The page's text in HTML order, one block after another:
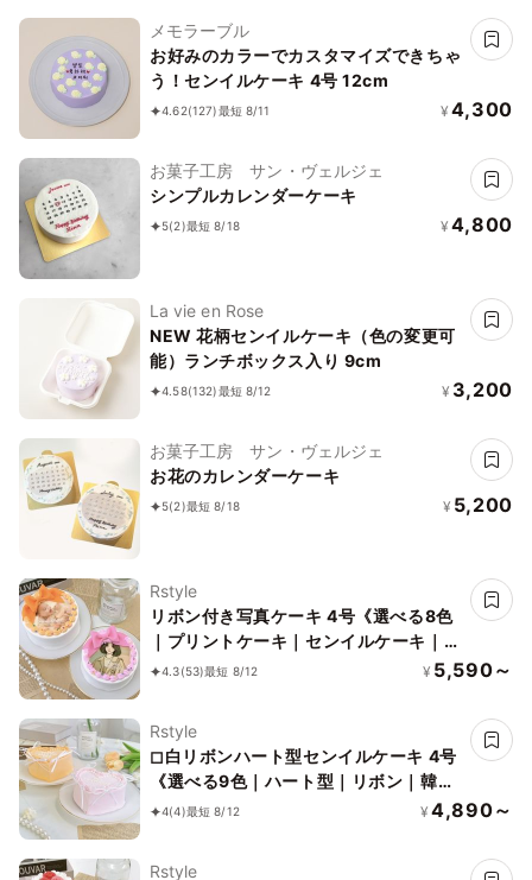
メモラーブル
お好みのカラーでカスタマイズできちゃ
う！センイルケーキ 4号 12cm
4.62(127)最短 8/11 ¥ 4,300
お菓子工房 サン・ヴェルジェ
シンプルカレンダーケーキ
5(2)最短 8/18 ¥ 4,800
La vie en Rose
NEW 花柄センイルケーキ（色の変更可
能）ランチボックス入り 9cm
4.58(132)最短 8/12 ¥ 3,200
お菓子工房 サン・ヴェルジェ
お花のカレンダーケーキ
5(2)最短 8/18 ¥ 5,200
Rstyle
リボン付き写真ケーキ 4号《選べる8色
｜プリントケーキ｜センイルケーキ｜韓
国｜お好きなメッセージで♪》
4.3(53)最短 8/12 ¥ 5,590～
Rstyle
◻︎白リボンハート型センイルケーキ 4号
《選べる9色｜ハート型｜リボン｜韓国
｜お好きなメッセージ✧》
4(4)最短 8/12 ¥ 4,890～
Rstyle